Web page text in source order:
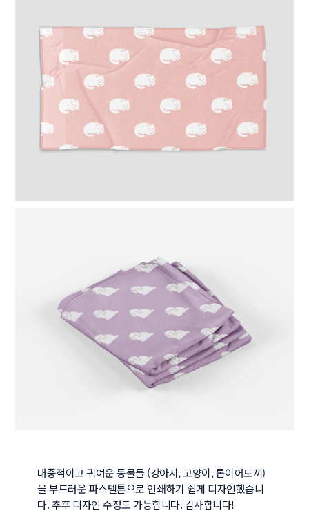
대중적이고 귀여운 동물들 (강아지, 고양이, 롭이어토끼)
을 부드러운 파스텔톤으로 인쇄하기 쉽게 디자인했습니
다. 추후 디자인 수정도 가능합니다. 감사합니다!